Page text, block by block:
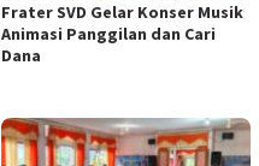
Frater SVD Gelar Konser Musik
Animasi Panggilan dan Cari
Dana